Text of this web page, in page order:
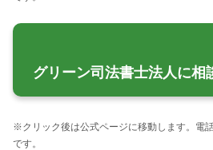
グリーン司法書士法人に相
※クリック後は公式ページに移動します。電
です。